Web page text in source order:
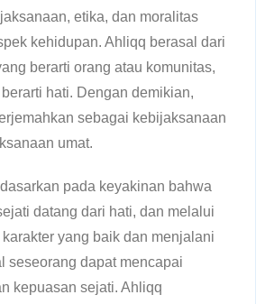
etika, dan moralitas
kehidupan. Ahliqq berasal dari
berarti orang atau komunitas,
berarti hati. Dengan demikian,
sebagai kebijaksanaan
umat.
pada keyakinan bahwa
datang dari hati, dan melalui
yang baik dan menjalani
seseorang dapat mencapai
kepuasan sejati. Ahliqq